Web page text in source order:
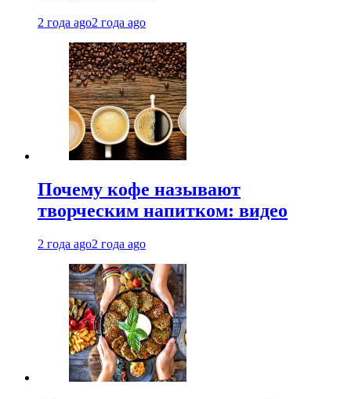
2 года ago2 года ago
Почему кофе называют
творческим напитком: видео
2 года ago2 года ago